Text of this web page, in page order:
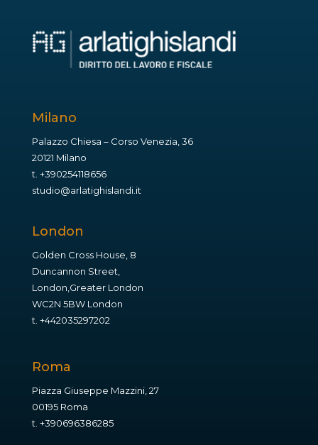
Milano
Palazzo Chiesa – Corso Venezia, 36
20121 Milano
t. +390254118656
studio@arlatighislandi.it
London
Golden Cross House, 8
Duncannon Street,
London,Greater London
WC2N 5BW London
t. +442035297202
Roma
Piazza Giuseppe Mazzini, 27
00195 Roma
t. +390696386285